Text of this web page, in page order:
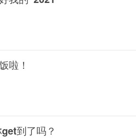
啦！
到了吗？